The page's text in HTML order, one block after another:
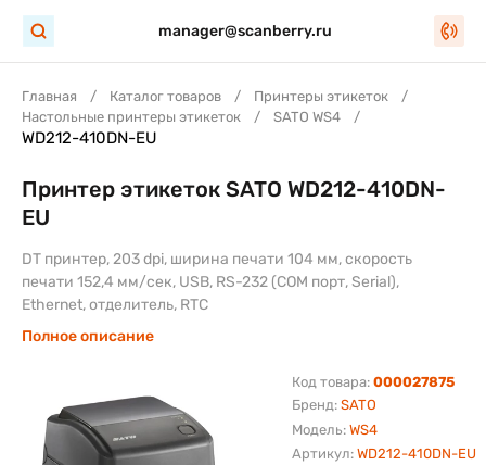
manager@scanberry.ru
Главная Каталог товаров
Принтеры этикеток
Настольные принтеры этикеток
SATO WS4
WD212-410DN-EU
Бренд: SATO
Модель: WS4
Код товара: 000027875
Артикул: WD212-410DN-EU
Принтер этикеток SATO WD212-410DN-
EU
DT принтер, 203 dpi, ширина печати 104 мм, скорость
печати 152,4 мм/сек, USB, RS-232 (COM порт, Serial),
Ethernet, отделитель, RTC
Полное описание